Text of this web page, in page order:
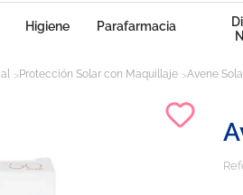
Higiene Parafarmacia
Protección Solar con Maquillaje Avene